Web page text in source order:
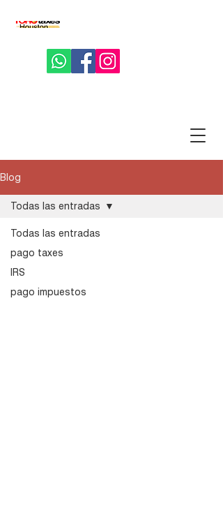
Blog
Todas las entradas
pago taxes
IRS
pago impuestos
Todas las entradas